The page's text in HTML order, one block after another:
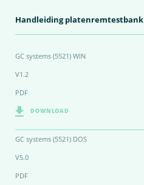
Handleiding platenremtestbank
GC systems (5521) WIN
V1.2
PDF
DOWNLOAD
GC systems (5521) DOS
V5.0
PDF